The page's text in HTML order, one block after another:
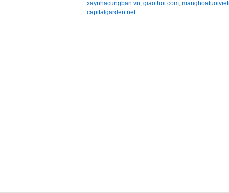
xaynhacungban.vn, giaothoi.com,
capitalgarden.net